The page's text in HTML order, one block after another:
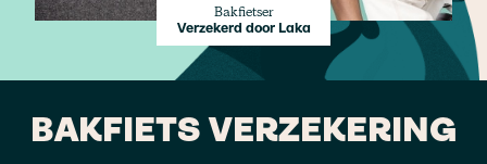
Bakfietser
Verzekerd door Laka
BAKFIETS VERZEKERING